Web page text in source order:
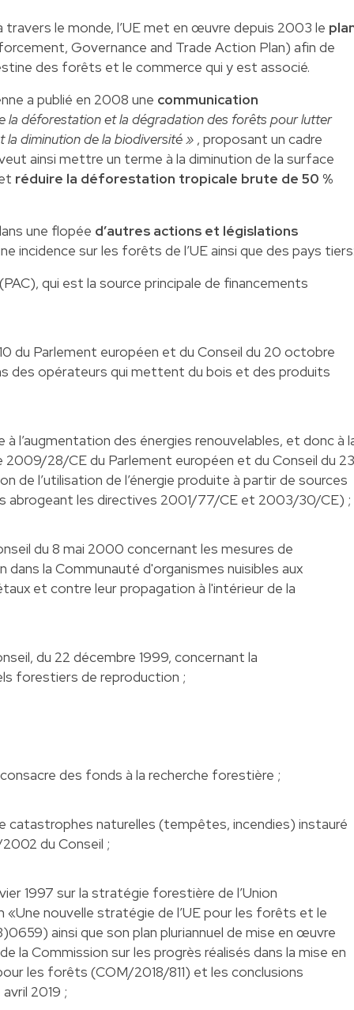
le monde, l’UE met en œuvre depuis 2003 le
Governance and Trade Action Plan) afin de
des forêts et le commerce qui y est associé.
a publié en 2008 une communication
la déforestation et la dégradation des forêts pour lutter
diminution de la biodiversité » , proposant un cadre
ainsi mettre un terme à la diminution de la surface
réduire la déforestation tropicale brute de 50 %
une flopée d’autres actions et législations
incidence sur les forêts de l’UE ainsi que des pays
qui est la source principale de financements
du Parlement européen et du Conseil du 20 octobre
des opérateurs qui mettent du bois et des produits
l’augmentation des énergies renouvelables, et donc à
28/CE du Parlement européen et du Conseil du
de l’utilisation de l’énergie produite à partir de sources
abrogeant les directives 2001/77/CE et 2003/30/CE) ;
du 8 mai 2000 concernant les mesures de
la Communauté d'organismes nuisibles aux
et contre leur propagation à l'intérieur de la
du 22 décembre 1999, concernant la
forestiers de reproduction ;
des fonds à la recherche forestière ;
catastrophes naturelles (tempêtes, incendies) instauré
du Conseil ;
1997 sur la stratégie forestière de l’Union
«Une nouvelle stratégie de l’UE pour les forêts et le
ainsi que son plan pluriannuel de mise en œuvre
la Commission sur les progrès réalisés dans la mise en
les forêts (COM/2018/811) et les conclusions
2019 ;